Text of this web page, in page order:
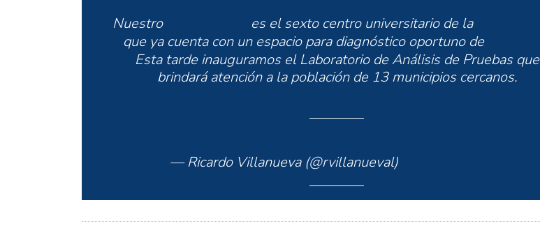
Nuestro es el sexto centro universitario de la
que ya cuenta con un espacio para diagnóstico oportuno de
Esta tarde inauguramos el Laboratorio de Análisis de Pruebas que
brindará atención a la población de 13 municipios cercanos.
— Ricardo Villanueva (@rvillanueval)